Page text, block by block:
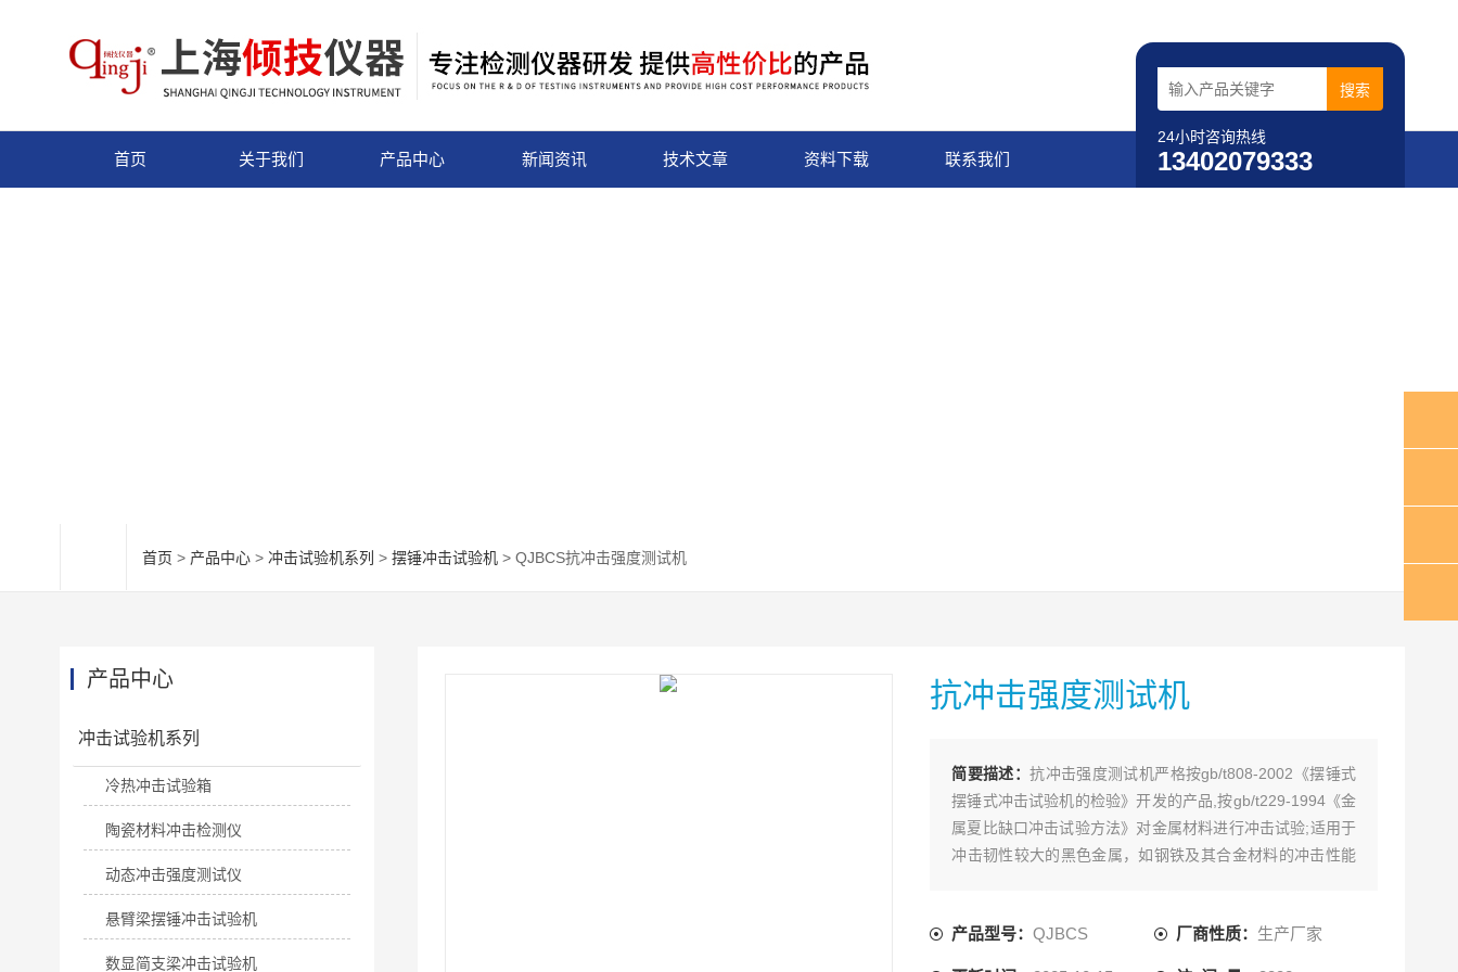
24小时咨询热线
13402079333
首页 关于我们 产品中心 新闻资讯 技术文章 资料下载 联系我们
首页 > 产品中心 > 冲击试验机系列 > 摆锤冲击试验机 > QJBCS抗冲击强度测试机
抗冲击强度测试机
简要描述：抗冲击强度测试机严格按gb/t808-2002《摆锤式
摆锤式冲击试验机的检验》开发的产品,按gb/t229-1994《金
属夏比缺口冲击试验方法》对金属材料进行冲击试验;适用于
冲击韧性较大的黑色金属，如钢铁及其合金材料的冲击性能
产品型号：QJBCS 厂商性质： 生产厂家
产品中心
冲击试验机系列
冷热冲击试验箱
陶瓷材料冲击检测仪
动态冲击强度测试仪
悬臂梁摆锤冲击试验机
数显简支梁冲击试验机